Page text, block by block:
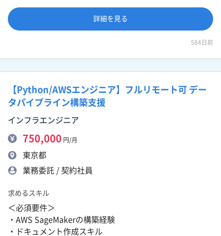
詳細を見る
584日前
【Python/AWSエンジニア】フルリモート可 デー
タパイプライン構築支援
インフラエンジニア
750,000 円/月
東京都
業務委託 / 契約社員
求めるスキル
＜必須要件＞
・AWS SageMakerの構築経験
・ドキュメント作成スキル